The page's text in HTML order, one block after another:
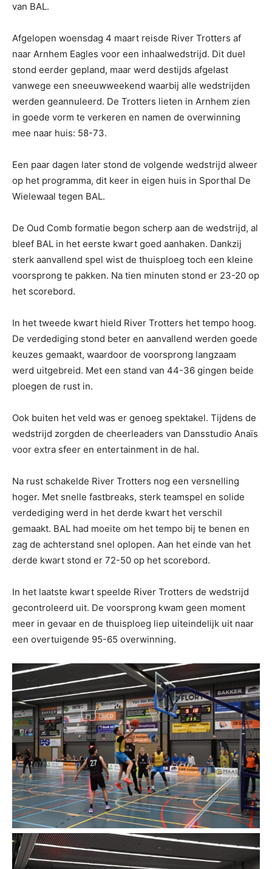
van BAL.
Afgelopen woensdag 4 maart reisde River Trotters af
naar Arnhem Eagles voor een inhaalwedstrijd. Dit duel
stond eerder gepland, maar werd destijds afgelast
vanwege een sneeuwweekend waarbij alle wedstrijden
werden geannuleerd. De Trotters lieten in Arnhem zien
in goede vorm te verkeren en namen de overwinning
mee naar huis: 58-73.
Een paar dagen later stond de volgende wedstrijd alweer
op het programma, dit keer in eigen huis in Sporthal De
Wielewaal tegen BAL.
De Oud Comb formatie begon scherp aan de wedstrijd, al
bleef BAL in het eerste kwart goed aanhaken. Dankzij
sterk aanvallend spel wist de thuisploeg toch een kleine
voorsprong te pakken. Na tien minuten stond er 23-20 op
het scorebord.
In het tweede kwart hield River Trotters het tempo hoog.
De verdediging stond beter en aanvallend werden goede
keuzes gemaakt, waardoor de voorsprong langzaam
werd uitgebreid. Met een stand van 44-36 gingen beide
ploegen de rust in.
Ook buiten het veld was er genoeg spektakel. Tijdens de
wedstrijd zorgden de cheerleaders van Dansstudio Anaïs
voor extra sfeer en entertainment in de hal.
Na rust schakelde River Trotters nog een versnelling
hoger. Met snelle fastbreaks, sterk teamspel en solide
verdediging werd in het derde kwart het verschil
gemaakt. BAL had moeite om het tempo bij te benen en
zag de achterstand snel oplopen. Aan het einde van het
derde kwart stond er 72-50 op het scorebord.
In het laatste kwart speelde River Trotters de wedstrijd
gecontroleerd uit. De voorsprong kwam geen moment
meer in gevaar en de thuisploeg liep uiteindelijk uit naar
een overtuigende 95-65 overwinning.